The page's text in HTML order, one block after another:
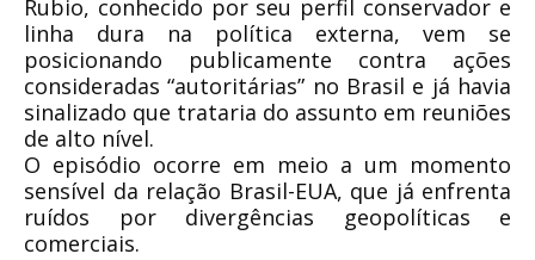
Rubio, conhecido por seu perfil conservador e
linha dura na política externa, vem se
posicionando publicamente contra ações
consideradas “autoritárias” no Brasil e já havia
sinalizado que trataria do assunto em reuniões
de alto nível.
O episódio ocorre em meio a um momento
sensível da relação Brasil-EUA, que já enfrenta
ruídos por divergências geopolíticas e
comerciais.